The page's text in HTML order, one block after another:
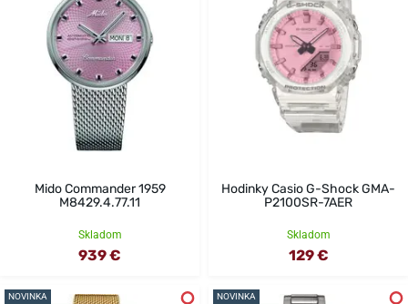
Mido Commander 1959
M8429.4.77.11
Skladom
939 €
Hodinky Casio G-Shock GMA-
P2100SR-7AER
Skladom
129 €
NOVINKA
NOVINKA